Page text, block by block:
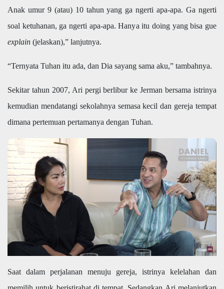
Anak umur 9 (atau) 10 tahun yang ga ngerti apa-apa. Ga ngerti
soal ketuhanan, ga ngerti apa-apa. Hanya itu doing yang bisa gue
explain (jelaskan),” lanjutnya.
“Ternyata Tuhan itu ada, dan Dia sayang sama aku,” tambahnya.
Sekitar tahun 2007, Ari pergi berlibur ke Jerman bersama istrinya
kemudian mendatangi sekolahnya semasa kecil dan gereja tempat
dimana pertemuan pertamanya dengan Tuhan.
Saat dalam perjalanan menuju gereja, istrinya kelelahan dan